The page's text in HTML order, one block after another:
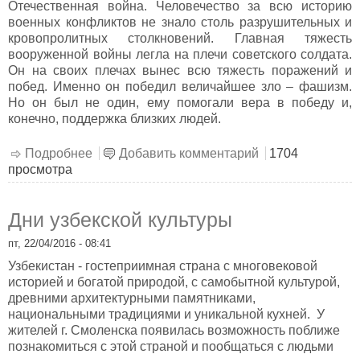
Отечественная война. Человечество за всю историю
военных конфликтов не знало столь разрушительных и
кровопролитных столкновений. Главная тяжесть
вооруженной войны легла на плечи советского солдата.
Он на своих плечах вынес всю тяжесть поражений и
побед. Именно он победил величайшее зло – фашизм.
Но он был не один, ему помогали вера в победу и,
конечно, поддержка близких людей.
Подробнее о Солдатские письма – дневники войны
Добавить комментарий
1704
просмотра
Дни узбекской культуры
пт, 22/04/2016 - 08:41
Узбекистан - гостеприимная страна с многовековой
историей и богатой природой, с самобытной культурой,
древними архитектурными памятниками,
национальными традициями и уникальной кухней. У
жителей г. Смоленска появилась возможность поближе
познакомиться с этой страной и пообщаться с людьми